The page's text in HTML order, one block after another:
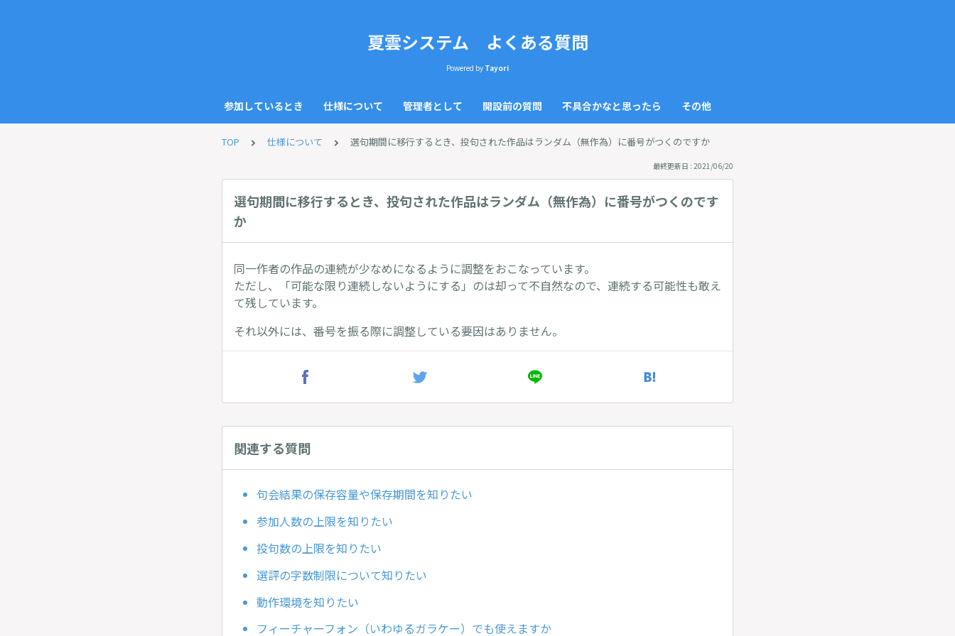
夏雲システム よくある質問
Powered by Tayori
参加しているとき 仕様について 管理者として 開設前の質問 不具合かなと思ったら その他
る
TOP 仕様について 選句期間に移行するとき、投句された作品はランダム（無作為）に番号がつくのですか
最終更新日 : 2021/06/20
選句期間に移行するとき、投句された作品はランダム（無作為）に番号がつくのです
か
同一作者の作品の連続が少なめになるように調整をおこなっています。
ただし、「可能な限り連続しないようにする」のは却って不自然なので、連続する可能性も敢え
て残しています。
それ以外には、番号を振る際に調整している要因はありません。
関連する質問
​句会結果の保存容量や保存期間を知りたい
参加人数の上限を知りたい
投句数の上限を知りたい
選評の字数制限について知りたい
動作環境を知りたい
フィーチャーフォン（いわゆるガラケー）でも使えますか